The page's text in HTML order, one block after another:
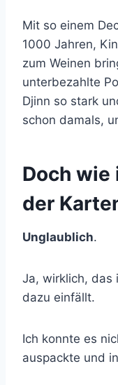
Mit so einem
1000 Jahren,
zum Weinen
unterbezahlte
Djinn so stark
schon damals,
Doch
der
Unglaublich.
Ja, wirklich, das
dazu einfällt.
Ich konnte es
auspackte und